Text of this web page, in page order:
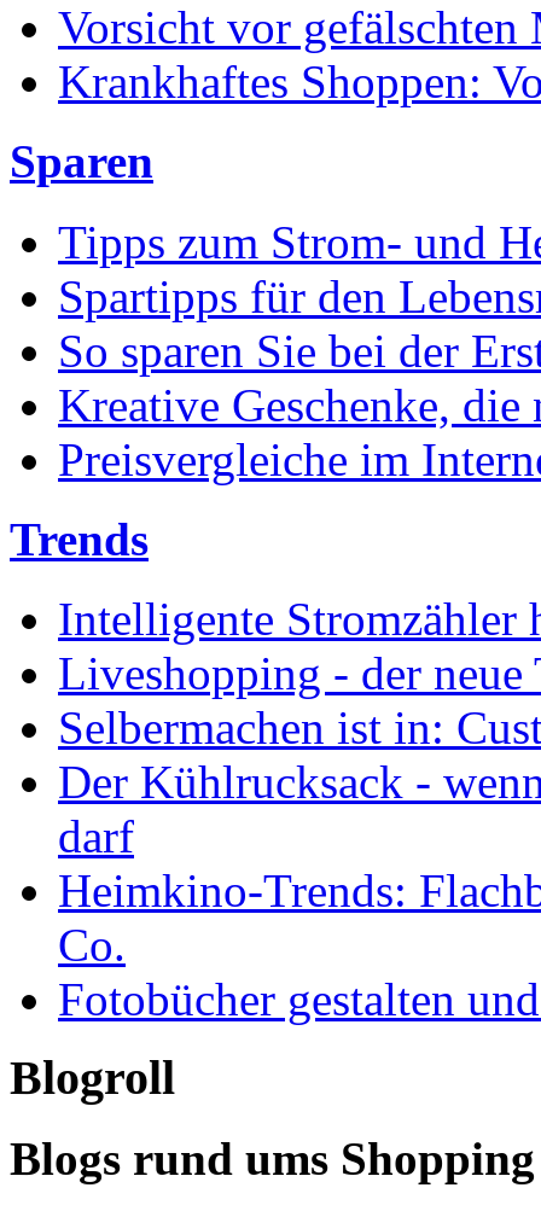
Vorsicht vor
Krankhaftes Shoppen:
Sparen
Tipps zum Strom- und
Spartipps für den
So sparen Sie bei der
Kreative Geschenke,
Preisvergleiche im
Trends
Intelligente Stromzähler
Liveshopping - der
Selbermachen ist in:
Der Kühlrucksack -
darf
Heimkino-Trends:
Co.
Fotobücher gestalten
Blogroll
Blogs rund ums Shopping